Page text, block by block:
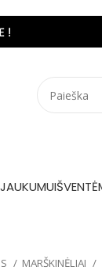
MARŠKINĖLIAI